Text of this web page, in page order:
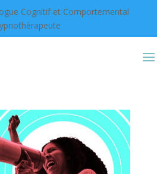
Cognitif et Comportemental